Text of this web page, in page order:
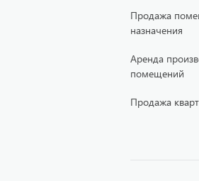
Продажа
назначения
Аренда
помещений
Продажа